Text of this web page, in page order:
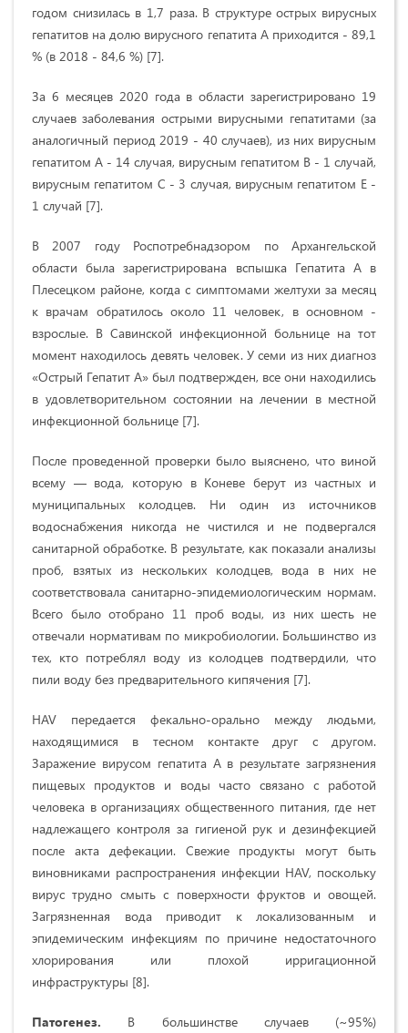
годом снизилась в 1,7 раза. В структуре острых вирусных
гепатитов на долю вирусного гепатита А приходится - 89,1
% (в 2018 - 84,6 %) [7].
За 6 месяцев 2020 года в области зарегистрировано 19
случаев заболевания острыми вирусными гепатитами (за
аналогичный период 2019 - 40 случаев), из них вирусным
гепатитом А - 14 случая, вирусным гепатитом В - 1 случай,
вирусным гепатитом С - 3 случая, вирусным гепатитом Е -
1 случай [7].
В 2007 году Роспотребнадзором по Архангельской
области была зарегистрирована вспышка Гепатита А в
Плесецком районе, когда с симптомами желтухи за месяц
к врачам обратилось около 11 человек, в основном -
взрослые. В Савинской инфекционной больнице на тот
момент находилось девять человек. У семи из них диагноз
«Острый Гепатит А» был подтвержден, все они находились
в удовлетворительном состоянии на лечении в местной
инфекционной больнице [7].
После проведенной проверки было выяснено, что виной
всему — вода, которую в Коневе берут из частных и
муниципальных колодцев. Ни один из источников
водоснабжения никогда не чистился и не подвергался
санитарной обработке. В результате, как показали анализы
проб, взятых из нескольких колодцев, вода в них не
соответствовала санитарно-эпидемиологическим нормам.
Всего было отобрано 11 проб воды, из них шесть не
отвечали нормативам по микробиологии. Большинство из
тех, кто потреблял воду из колодцев подтвердили, что
пили воду без предварительного кипячения [7].
HAV передается фекально-орально между людьми,
находящимися в тесном контакте друг с другом.
Заражение вирусом гепатита А в результате загрязнения
пищевых продуктов и воды часто связано с работой
человека в организациях общественного питания, где нет
надлежащего контроля за гигиеной рук и дезинфекцией
после акта дефекации. Свежие продукты могут быть
виновниками распространения инфекции HAV, поскольку
вирус трудно смыть с поверхности фруктов и овощей.
Загрязненная вода приводит к локализованным и
эпидемическим инфекциям по причине недостаточного
хлорирования или плохой ирригационной
инфраструктуры [8].
Патогенез. В большинстве случаев (~95%)